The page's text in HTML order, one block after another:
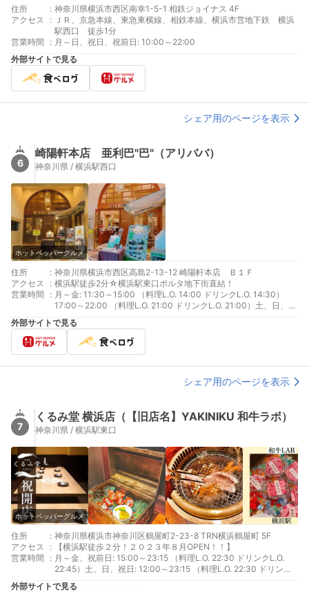
住所 : 神奈川県横浜市西区南幸1-5-1 相鉄ジョイナス 4F
アクセス
: ＪＲ、京急本線、東急東横線、相鉄本線、横浜市営地下鉄 横浜
駅西口 徒歩1分
営業時間
: 月～日、祝日、祝前日: 10:00～22:00
外部サイトで見る
シェア用のページを表示
6
崎陽軒本店 亜利巴"巴"（アリババ）
神奈川県 / 横浜駅西口
ホットペッパーグルメ
住所 : 神奈川県横浜市西区高島2-13-12 崎陽軒本店 Ｂ１Ｆ
アクセス
: 横浜駅徒歩2分☆横浜駅東口ポルタ地下街直結！
営業時間
: 月～金: 11:30～15:00 （料理L.O. 14:00 ドリンクL.O. 14:30）
17:00～22:00 （料理L.O. 21:00 ドリンクL.O. 21:00）土、日、祝
日: 11:30～15:30 （料理L.O. 14:30 ドリンクL.O. 15:00）17:00～
22:00 （料理L.O. 21:00 ドリンクL.O. 21:00）
外部サイトで見る
シェア用のページを表示
7
くるみ堂 横浜店（【旧店名】YAKINIKU 和牛ラボ）
神奈川県 / 横浜駅東口
ホットペッパーグルメ
住所 : 神奈川県横浜市神奈川区鶴屋町2-23-8 TRN横浜鶴屋町 5F
アクセス
:
【横浜駅徒歩２分！２０２３年８月OPEN！！】
営業時間
: 月～金、祝前日: 15:00～23:15 （料理L.O. 22:30 ドリンクL.O.
22:45）土、日、祝日: 12:00～23:15 （料理L.O. 22:30 ドリンク
L.O. 22:45）
外部サイトで見る